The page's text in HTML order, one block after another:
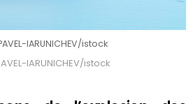
IARUNICHEV/istock
IARUNICHEV/istock